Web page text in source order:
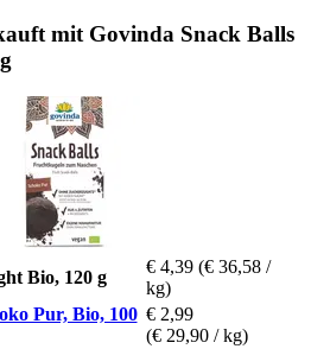
mit Govinda Snack Balls
Bio, 120 g
€ 4,39 (€ 36,58 /
kg)
Pur, Bio, 100 € 2,99
(€ 29,90 / kg)